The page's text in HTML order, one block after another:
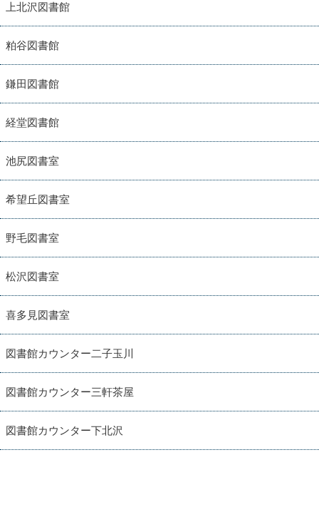
上北沢図書館
粕谷図書館
鎌田図書館
経堂図書館
池尻図書室
希望丘図書室
野毛図書室
松沢図書室
喜多見図書室
図書館カウンター二子玉川
図書館カウンター三軒茶屋
図書館カウンター下北沢